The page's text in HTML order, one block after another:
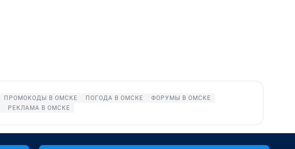
ПРОМОКОДЫ В ОМСКЕ ПОГОДА В ОМСКЕ
ФОРУМЫ В ОМСКЕ
РЕКЛАМА В ОМСКЕ